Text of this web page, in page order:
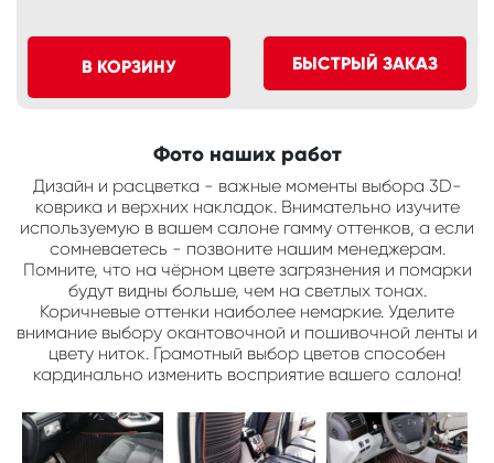
В КОРЗИНУ БЫСТРЫЙ ЗАКАЗ
Фото наших работ
Дизайн и расцветка - важные моменты выбора 3D-
коврика и верхних накладок. Внимательно изучите
используемую в вашем салоне гамму оттенков, а если
сомневаетесь - позвоните нашим менеджерам.
Помните, что на чёрном цвете загрязнения и помарки
будут видны больше, чем на светлых тонах.
Коричневые оттенки наиболее немаркие. Уделите
внимание выбору окантовочной и пошивочной ленты и
цвету ниток. Грамотный выбор цветов способен
кардинально изменить восприятие вашего салона!